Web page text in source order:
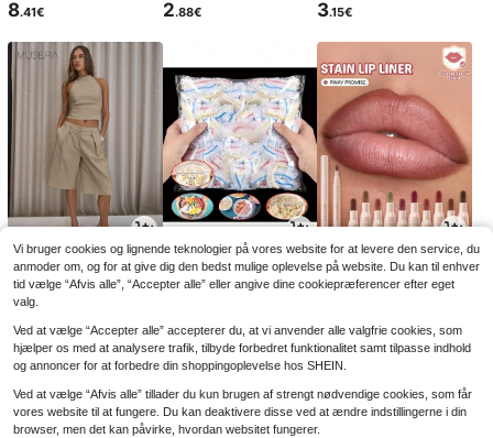
8.41€ 2.88€ 3.15€
18.80€ 2.85€ 5.48€
Vi bruger cookies og lignende teknologier på vores website for at levere den service, du
anmoder om, og for at give dig den bedst mulige oplevelse på website. Du kan til enhver
tid vælge “Afvis alle”, “Accepter alle” eller angive dine cookiepræferencer efter eget
valg.
Ved at vælge “Accepter alle” accepterer du, at vi anvender alle valgfrie cookies, som
hjælper os med at analysere trafik, tilbyde forbedret funktionalitet samt tilpasse indhold
og annoncer for at forbedre din shoppingoplevelse hos SHEIN.
Ved at vælge “Afvis alle” tillader du kun brugen af strengt nødvendige cookies, som får
vores website til at fungere. Du kan deaktivere disse ved at ændre indstillingerne i din
browser, men det kan påvirke, hvordan websitet fungerer.